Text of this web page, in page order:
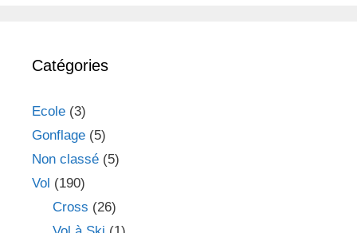
Catégories
Ecole (3)
Gonflage (5)
Non classé (5)
Vol (190)
Cross (26)